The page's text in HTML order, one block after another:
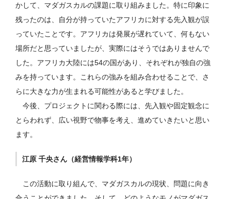
かして、マダガスカルの課題に取り組みました。特に印象に
残ったのは、自分が持っていたアフリカに対する先入観が誤
っていたことです。アフリカは発展が遅れていて、何もない
場所だと思っていましたが、実際にはそうではありませんで
した。アフリカ大陸には54の国があり、それぞれが独自の強
みを持っています。これらの強みを組み合わせることで、さ
らに大きな力が生まれる可能性があると学びました。
今後、プロジェクトに関わる際には、先入観や固定観念に
とらわれず、広い視野で物事を考え、進めていきたいと思い
ます。
江原 千央さん（経営情報学科1年）
この活動に取り組んで、マダガスカルの現状、問題に向き